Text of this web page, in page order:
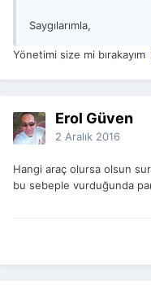
Saygılarımla,
Yönetimi size mi bırakayım
Erol Güven
2 Aralık 2016
Hangi araç olursa olsun
bu sebeple vurduğunda